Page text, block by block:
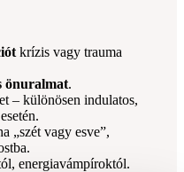
krízis vagy trauma
önuralmat.
– különösen indulatos,
„szét vagy esve”,
energiavámpíroktól.